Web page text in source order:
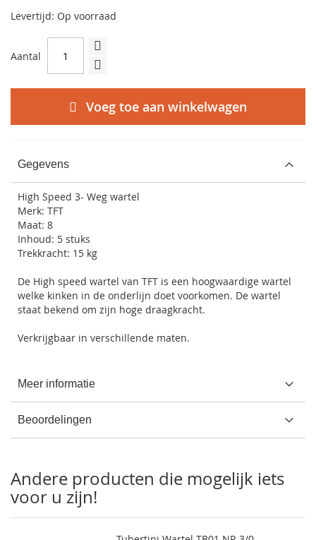
Levertijd: Op voorraad
Aantal
Voeg toe aan winkelwagen
Gegevens
High Speed 3- Weg wartel
Merk: TFT
Maat: 8
Inhoud: 5 stuks
Trekkracht: 15 kg
De High speed wartel van TFT is een hoogwaardige wartel
welke kinken in de onderlijn doet voorkomen. De wartel
staat bekend om zijn hoge draagkracht.
Verkrijgbaar in verschillende maten.
Meer informatie
Beoordelingen
Andere producten die mogelijk iets
voor u zijn!